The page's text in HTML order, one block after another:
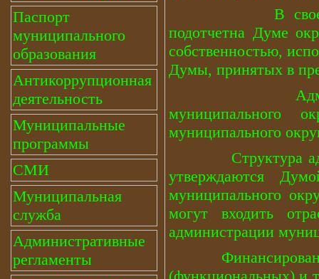
Паспорт
муниципального
образования
Антикоррупционная
деятельность
Муниципальные
программы
СМИ
Муниципальная
служба
Административные
регламенты
В
подотчетна Думе
собственностью,
Думы, принятых в
муниципального
муниципального
Структура
утверждаются
муниципального
могут входить
администрации
Финансирование